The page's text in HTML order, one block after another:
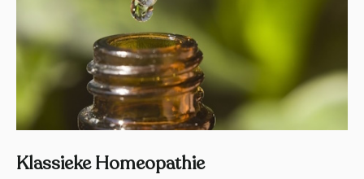
Klassieke Homeopathie